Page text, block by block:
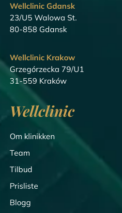
Wellclinic Gdansk
23/U5 Walowa St.
80-858 Gdansk
Wellclinic Krakow
Grzegórzecka 79/U1
31-559 Kraków
Wellclinic
Om klinikken
Team
Tilbud
Prisliste
Blogg